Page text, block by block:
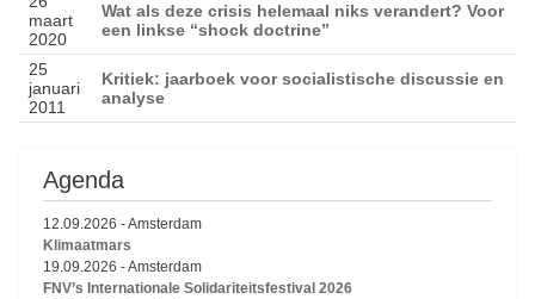
maart
2020
Wat als deze crisis helemaal niks verandert? Voor
een linkse “shock doctrine”
25
januari
2011
Kritiek: jaarboek voor socialistische discussie en
analyse
Agenda
12.09.2026 -Amsterdam
Klimaatmars
19.09.2026 -Amsterdam
FNV’s Internationale Solidariteitsfestival 2026